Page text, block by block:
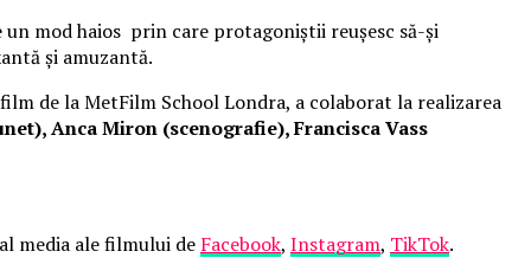
un mod haios prin care protagoniștii reușesc să-și
și amuzantă.
de la MetFilm School Londra, a colaborat la realizarea
Anca Miron (scenografie), Francisca Vass
media ale filmului de Facebook, Instagram, TikTok.